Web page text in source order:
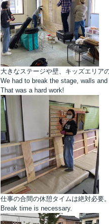
大きなステージや壁、キッズエリア
We had to break the stage, walls
That was a hard work!
仕事の合間の休憩タイムは絶対必要
Break time is necessary.